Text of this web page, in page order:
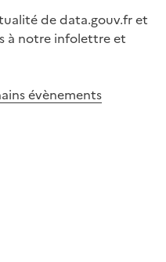
de data.gouv.fr et
à notre infolettre et
évènements